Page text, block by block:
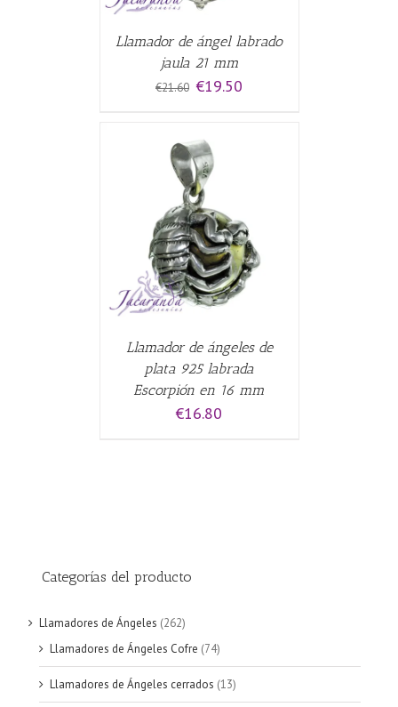
Llamador de ángel labrado
jaula 21 mm
€21.60 El
€21.60.
€19.50
Llamador de ángeles de
plata 925 labrada
Escorpión en 16 mm
€16.80
Categorías del producto
Llamadores de Ángeles (262)
Llamadores de Ángeles Cofre (74)
Llamadores de Ángeles cerrados (13)